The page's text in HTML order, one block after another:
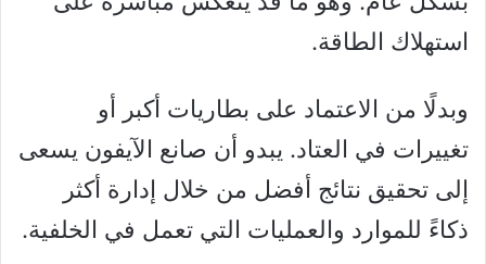
استهلاك الطاقة.
وبدلًا من الاعتماد على بطاريات أكبر أو
تغييرات في العتاد. يبدو أن صانع الآيفون يسعى
إلى تحقيق نتائج أفضل من خلال إدارة أكثر
ذكاءً للموارد والعمليات التي تعمل في الخلفية.